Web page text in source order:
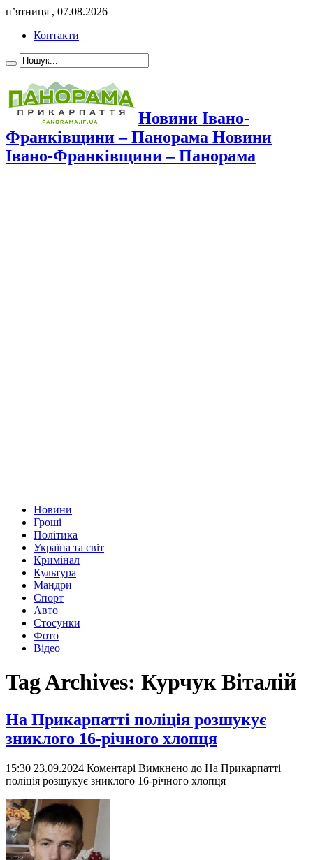
п’ятниця , 07.08.2026
Контакти
Новини Івано-
Франківщини – Панорама Новини
Івано-Франківщини – Панорама
Новини
Гроші
Політика
Україна та світ
Кримінал
Культура
Мандри
Спорт
Авто
Стосунки
Фото
Відео
Tag Archives: Курчук Віталій
На Прикарпатті поліція розшукує
зниклого 16-річного хлопця
15:30 23.09.2024 Коментарі Вимкнено до На Прикарпатті
поліція розшукує зниклого 16-річного хлопця